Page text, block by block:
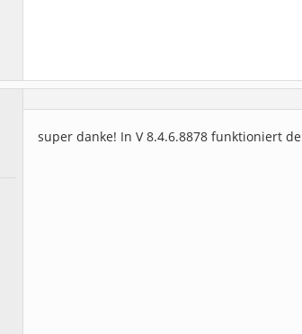
super danke! In V 8.4.6.8878 funktioniert